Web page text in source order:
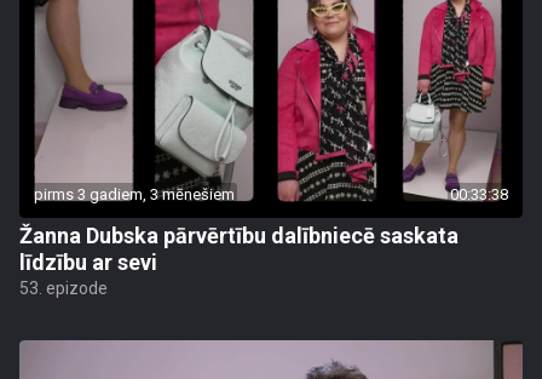
pirms 3 gadiem, 3 mēnešiem 00:33:38
Žanna Dubska pārvērtību dalībniecē saskata
līdzību ar sevi
53. epizode